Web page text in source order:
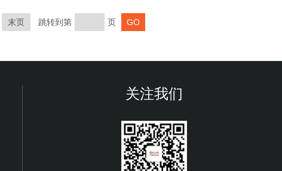
末页 跳转到第 页
关注我们